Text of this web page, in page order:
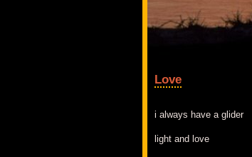
Love
i always have a glider
light and love